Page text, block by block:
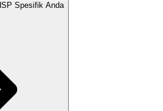
Spesifik Anda